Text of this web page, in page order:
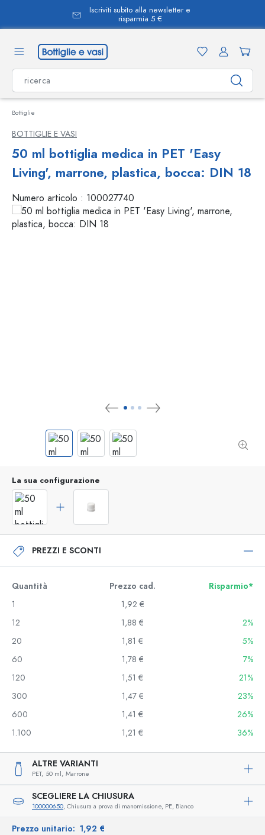
Iscriviti subito alla newsletter e
risparmia 5 €
Bottiglie
BOTTIGLIE E VASI
50 ml bottiglia medica in PET 'Easy
Living', marrone, plastica, bocca: DIN 18
Numero articolo : 100027740
La sua configurazione
PREZZI E SCONTI
Quantità Prezzo cad.
Risparmio*
1
1,92 €
12
1,88 €
2%
20
1,81 €
5%
60
1,78 €
7%
120
1,51 €
21%
300
1,47 €
23%
600
1,41 €
26%
1.100
1,21 € 36%
ALTRE VARIANTI
PET, 50 ml, Marrone
SCEGLIERE LA CHIUSURA
100000650, Chiusura a prova di manomissione, PE, Bianco
Prezzo unitario: 1,92 €